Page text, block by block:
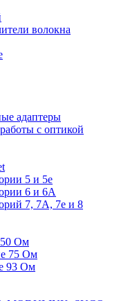
волокна
адаптеры
с оптикой
5 и 5е
6 и 6A
7, 7А, 7е и 8
50 Ом
75 Ом
93 Ом